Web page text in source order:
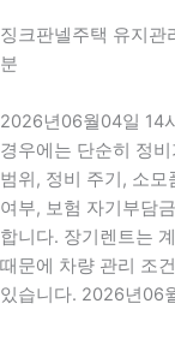
징크판넬주택 유지
분
2026년06월04일 14
경우에는 단순히 정
범위, 정비 주기, 소
여부, 보험 자기부담
합니다. 장기렌트는
때문에 차량 관리 조
있습니다. 2026년06